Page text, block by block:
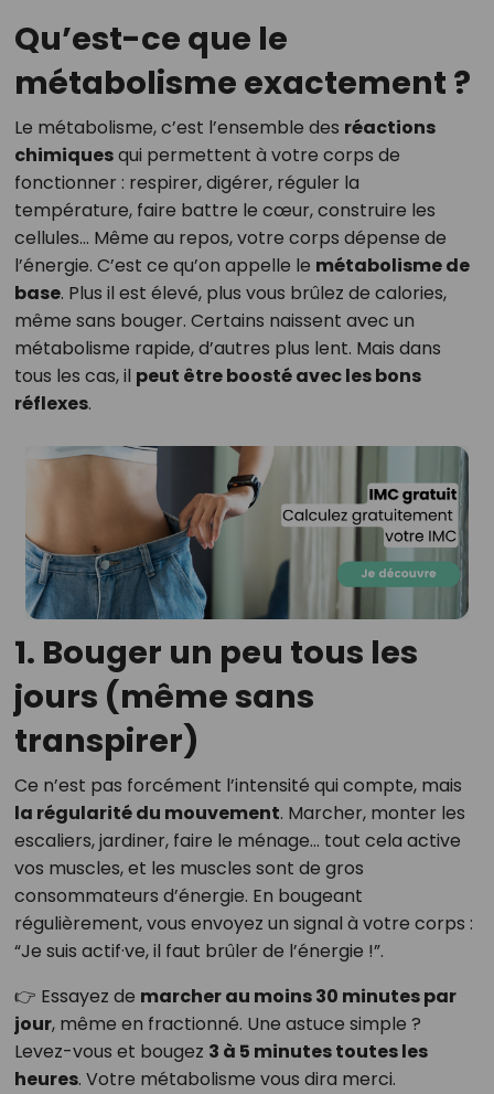
Qu’est-ce que le
métabolisme exactement ?
Le métabolisme, c’est l’ensemble des réactions
chimiquesqui permettent à votre corps de
fonctionner : respirer, digérer, réguler la
température, faire battre le cœur, construire les
cellules… Même au repos, votre corps dépense de
l’énergie. C’est ce qu’on appelle le métabolisme de
base. Plus il est élevé, plus vous brûlez de calories,
même sans bouger. Certains naissent avec un
métabolisme rapide, d’autres plus lent. Mais dans
tous les cas, il peut être boosté avec les bons
réflexes.
1. Bouger un peu tous les
jours (même sans
transpirer)
Ce n’est pas forcément l’intensité qui compte, mais
la régularité du mouvement. Marcher, monter les
escaliers, jardiner, faire le ménage… tout cela active
vos muscles, et les muscles sont de gros
consommateurs d’énergie. En bougeant
régulièrement, vous envoyez un signal à votre corps :
“Je suis actif·ve, il faut brûler de l’énergie !”.
👉 Essayez de marcher au moins 30 minutes par
jour, même en fractionné. Une astuce simple ?
Levez-vous et bougez 3 à 5 minutes toutes les
heures. Votre métabolisme vous dira merci.